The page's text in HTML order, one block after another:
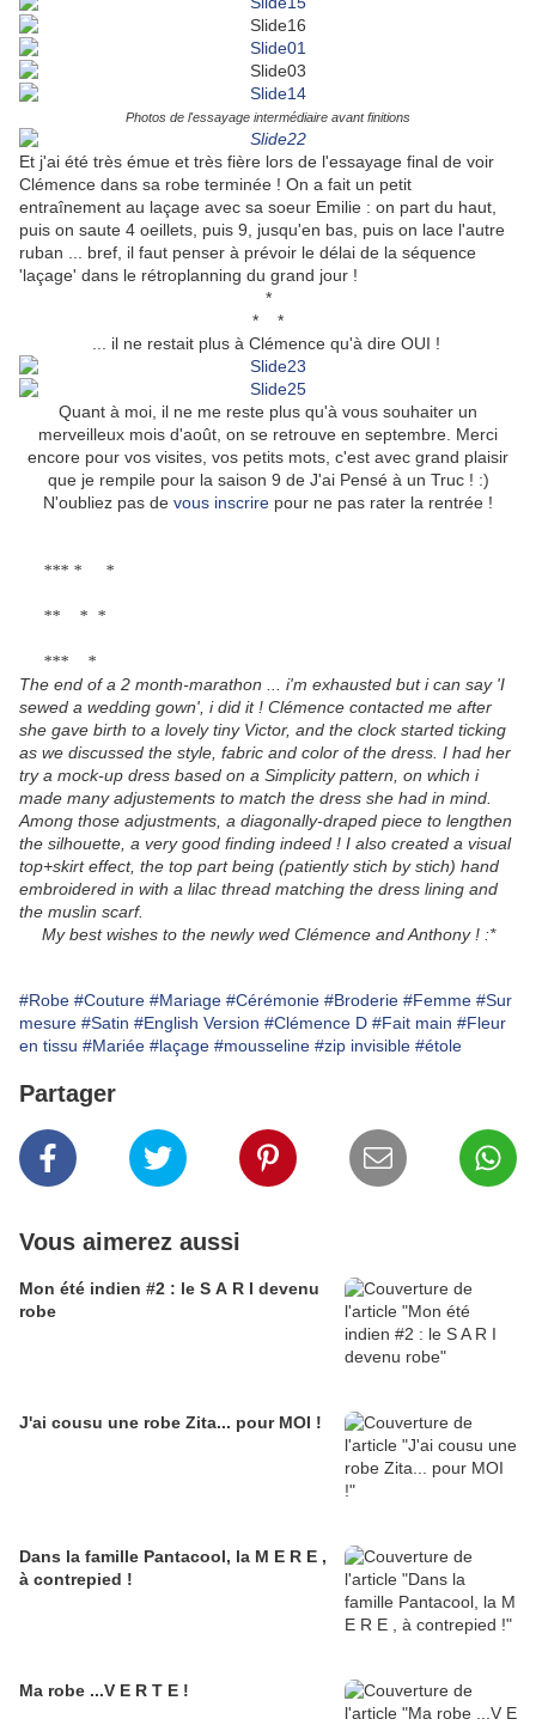
Photos de l'essayage intermédiaire avant finitions
Et j'ai été très émue et très fière lors de l'essayage final de voir
Clémence dans sa robe terminée ! On a fait un petit
entraînement au laçage avec sa soeur Emilie : on part du haut,
puis on saute 4 oeillets, puis 9, jusqu'en bas, puis on lace l'autre
ruban ... bref, il faut penser à prévoir le délai de la séquence
'laçage' dans le rétroplanning du grand jour !
*
* *
... il ne restait plus à Clémence qu'à dire OUI !
Quant à moi, il ne me reste plus qu'à vous souhaiter un
merveilleux mois d'août, on se retrouve en septembre. Merci
encore pour vos visites, vos petits mots, c'est avec grand plaisir
que je rempile pour la saison 9 de J'ai Pensé à un Truc ! :)
N'oubliez pas de vous inscrire pour ne pas rater la rentrée !
*** * *
** * *
*** *
The end of a 2 month-marathon ... i'm exhausted but i can say 'I
sewed a wedding gown', i did it ! Clémence contacted me after
she gave birth to a lovely tiny Victor, and the clock started ticking
as we discussed the style, fabric and color of the dress. I had her
try a mock-up dress based on a Simplicity pattern, on which i
made many adjustements to match the dress she had in mind.
Among those adjustments, a diagonally-draped piece to lengthen
the silhouette, a very good finding indeed ! I also created a visual
top+skirt effect, the top part being (patiently stich by stich) hand
embroidered in with a lilac thread matching the dress lining and
the muslin scarf.
My best wishes to the newly wed Clémence and Anthony ! :*
#Robe #Couture #Mariage #Cérémonie #Broderie #Femme #Sur
mesure #Satin #English Version #Clémence D #Fait main #Fleur
en tissu #Mariée #laçage #mousseline #zip invisible #étole
Partager
Vous aimerez aussi
Mon été indien #2 : le S A R I devenu
robe
J'ai cousu une robe Zita... pour MOI !
Dans la famille Pantacool, la M E R E ,
à contrepied !
Ma robe ...V E R T E !